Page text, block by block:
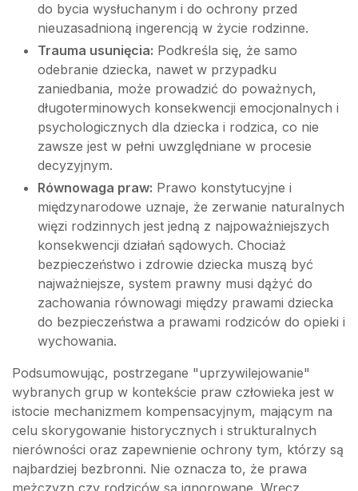
do bycia wysłuchanym i do ochrony przed
nieuzasadnioną ingerencją w życie rodzinne.
Trauma usunięcia: Podkreśla się, że samo
odebranie dziecka, nawet w przypadku
zaniedbania, może prowadzić do poważnych,
długoterminowych konsekwencji emocjonalnych i
psychologicznych dla dziecka i rodzica, co nie
zawsze jest w pełni uwzględniane w procesie
decyzyjnym.
Równowaga praw: Prawo konstytucyjne i
międzynarodowe uznaje, że zerwanie naturalnych
więzi rodzinnych jest jedną z najpoważniejszych
konsekwencji działań sądowych. Chociaż
bezpieczeństwo i zdrowie dziecka muszą być
najważniejsze, system prawny musi dążyć do
zachowania równowagi między prawami dziecka
do bezpieczeństwa a prawami rodziców do opieki i
wychowania.
Podsumowując, postrzegane "uprzywilejowanie"
wybranych grup w kontekście praw człowieka jest w
istocie mechanizmem kompensacyjnym, mającym na
celu skorygowanie historycznych i strukturalnych
nierówności oraz zapewnienie ochrony tym, którzy są
najbardziej bezbronni. Nie oznacza to, że prawa